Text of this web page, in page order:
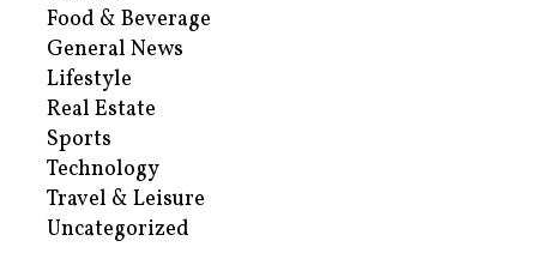
Food & Beverage
General News
Lifestyle
Real Estate
Sports
Technology
Travel & Leisure
Uncategorized